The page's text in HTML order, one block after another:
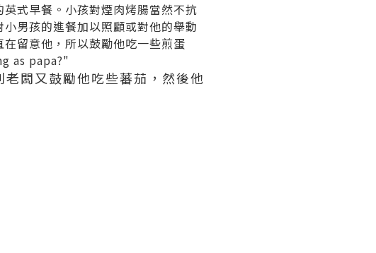
式早餐。小孩對煙肉烤腸當然不抗
男孩的進餐加以照顧或對他的舉動
留意他，所以鼓勵他吃一些煎蛋
as papa?"
闆又鼓勵他吃些蕃茄，然後他